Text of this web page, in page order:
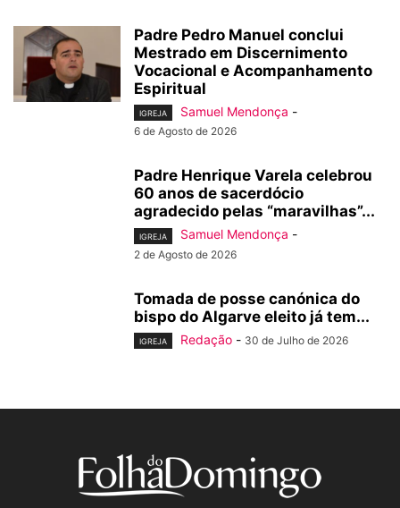
Padre Pedro Manuel conclui
Mestrado em Discernimento
Vocacional e Acompanhamento
Espiritual
IGREJA Samuel Mendonça -
6 de Agosto de 2026
Padre Henrique Varela celebrou
60 anos de sacerdócio
agradecido pelas “maravilhas”...
IGREJA Samuel Mendonça -
2 de Agosto de 2026
Tomada de posse canónica do
bispo do Algarve eleito já tem...
IGREJA Redação - 30 de Julho de 2026